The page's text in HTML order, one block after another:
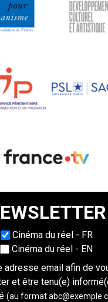
langue
Cinéma du réel - FR
Cinéma du réel - EN
email afin de
et être tenu(e)
(au format